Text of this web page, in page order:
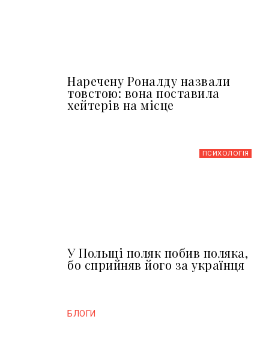
Наречену Роналду назвали
товстою: вона поставила
хейтерів на місце
ПСИХОЛОГІЯ
У Польщі поляк побив поляка,
бо сприйняв його за українця
БЛОГИ